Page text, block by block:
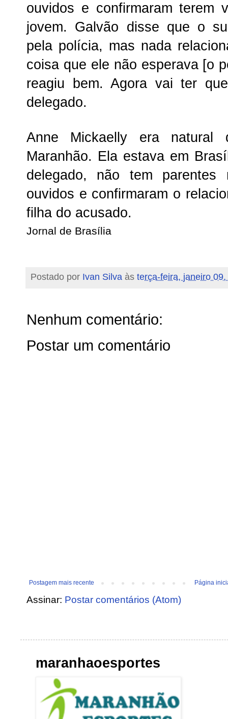
ouvidos e confirmaram terem
jovem. Galvão disse que o
pela polícia, mas nada
coisa que ele não esperava [o
reagiu bem. Agora vai ter
delegado.
Anne Mickaelly era natural
Maranhão. Ela estava em
delegado, não tem parentes
ouvidos e confirmaram o
filha do acusado.
Jornal de Brasília
Postado por Ivan Silva às terça-feira, janeiro
Nenhum comentário:
Postar um comentário
Postagem mais recente Página
Assinar: Postar comentários (Atom)
maranhaoesportes